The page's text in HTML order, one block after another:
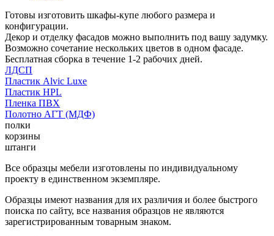
Готовы изготовить шкафы-купе любого размера и
конфигурации.
Декор и отделку фасадов можно выполнить под вашу задумку.
Возможно сочетание нескольких цветов в одном фасаде.
Бесплатная сборка в течение 1-2 рабочих дней.
ЛДСП
Пластик Alvic Luxe
Пластик HPL
Пленка ПВХ
Полотно АГТ (МДФ)
полки
корзины
штанги
Все образцы мебели изготовлены по индивидуальному
проекту в единственном экземпляре.
Образцы имеют названия для их различия и более быстрого
поиска по сайту, все названия образцов не являются
зарегистрированным товарным знаком.